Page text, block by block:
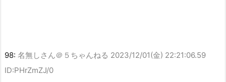
98: 名無しさん＠５ちゃんねる 2023/12/01(金) 22:21:06.59
ID:PHrZmZJ/0